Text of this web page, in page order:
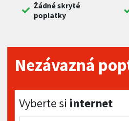
Žádné skryté
poplatky
Nezávazná
Vyberte si internet
Vyberte si internet